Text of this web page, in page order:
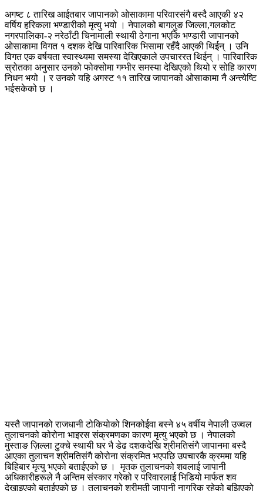
अगष्ट ८ तारिख आईतबार जापानको ओसाकामा परिवारसंगै बस्दै आएकी ४२
वर्षिय हरिकला भण्डारीको मृत्यु भयो । नेपालको बागलुङ जिल्ला,गलकोट
नगरपालिका-२ नरेठाँटी चिनामाली स्थायी ठेगाना भएकि भण्डारी जापानको
ओसाकामा विगत १ दशक देखि पारिवारिक भिसामा रहँदै आएकी थिईन् । उनि
विगत एक वर्षयता स्वास्थ्यमा समस्या देखिएकाले उपचाररत थिईन् । पारिवारिक
स्रोतका अनुसार उनको फोक्सोमा गम्भीर समस्या देखिएको थियो र सोहि कारण
निधन भयो । र उनको यहि अगस्ट ११ तारिख जापानको ओसाकामा नै अन्त्येष्टि
भईसकेको छ ।
यस्तै जापानको राजधानी टोकियोको शिनकोईवा बस्ने ४५ वर्षीय नेपाली उज्वल
तुलाचनको कोरोना भाइरस संक्रमणका कारण मृत्यु भएको छ । नेपालको
मुस्ताङ ज़िल्ला टुक्चे स्थायी घर भै डेढ दशकदेखि श्रीमतिसंगै जापानमा बस्दै
आएका तुलाचन श्रीमतिसंगै कोरोना संक्रमित भएपछि उपचारकै क्रममा यहि
बिहिबार मृत्यु भएको बताईएको छ । मृतक तुलाचनको शवलाई जापानी
अधिकारीहरूले नै अन्तिम संस्कार गरेको र परिवारलाई भिडियो मार्फत शव
देखाइएको बताईएको छ । तुलाचनको श्रीमती जापानी नागरिक रहेको बुझिएको